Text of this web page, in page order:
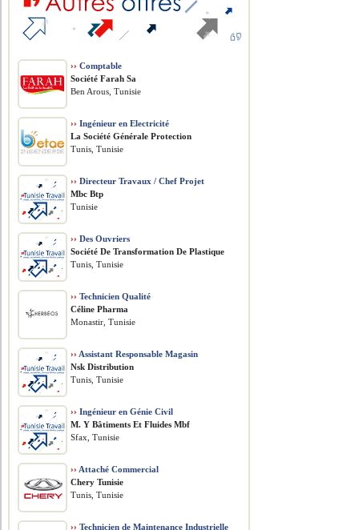
›› Comptable
Société Farah Sa
Ben Arous, Tunisie
›› Ingénieur en Electricité
La Société Générale Protection
Tunis, Tunisie
›› Directeur Travaux / Chef Projet
Mbc Btp
Tunisie
›› Des Ouvriers
Société De Transformation De Plastique
Tunis, Tunisie
›› Technicien Qualité
Céline Pharma
Monastir, Tunisie
›› Assistant Responsable Magasin
Nsk Distribution
Tunis, Tunisie
›› Ingénieur en Génie Civil
M. Y Bâtiments Et Fluides Mbf
Sfax, Tunisie
›› Attaché Commercial
Chery Tunisie
Tunis, Tunisie
›› Technicien de Maintenance Industrielle